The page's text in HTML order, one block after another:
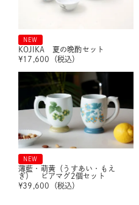
NEW
KOJIKA 夏の晩酌セット
¥17,600 （税込）
NEW
薄藍・萌黄（うすあい・もえ
ぎ） ビアマグ2個セット
¥39,600 （税込）